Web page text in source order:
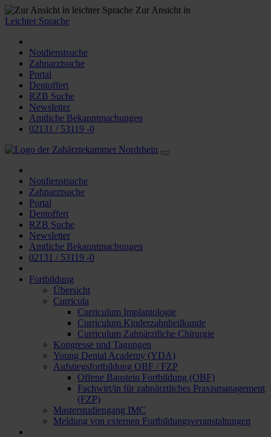
Zur Ansicht in
Leichter Sprache
Notdienstsuche
Zahnarztsuche
Portal
Dentoffert
RZB Suche
Newsletter
Amtliche Bekanntmachungen
02131 / 53119 -0
Notdienstsuche
Zahnarztsuche
Portal
Dentoffert
RZB Suche
Newsletter
Amtliche Bekanntmachungen
02131 / 53119 -0
Fortbildung
Übersicht
Curricula
Curriculum Implantologie
Curriculum Kinderzahnheilkunde
Curriculum Zahnärztliche Chirurgie
Kongresse und Tagungen
Young Dental Academy (YDA)
Aufstiegsfortbildung OBF / FZP
Offene Baustein Fortbildung (OBF)
Fachwirt/in für zahnärztliches Praxismanagement
(FZP)
Masterstudiengang IMC
Meldung von externen Fortbildungsveranstaltungen